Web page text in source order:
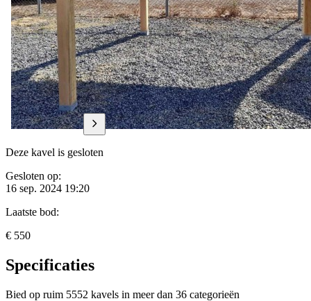
Deze kavel is gesloten
Gesloten op:
16 sep. 2024 19:20
Laatste bod:
€ 550
Specificaties
Bied op ruim 5552 kavels in meer dan 36 categorieën